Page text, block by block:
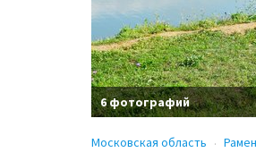
6 фотографий
Московская область